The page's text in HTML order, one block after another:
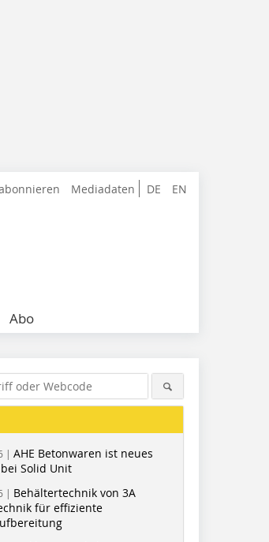
DE EN
Mediadaten
Abo
| AHE Betonwaren ist neues
Solid Unit
| Behältertechnik von 3A
für effiziente